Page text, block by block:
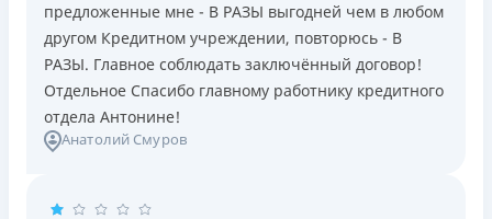
предложенные мне - В РАЗЫ выгодней чем в любом
другом Кредитном учреждении, повторюсь - В
РАЗЫ. Главное соблюдать заключённый договор!
Отдельное Спасибо главному работнику кредитного
отдела Антонине!
Анатолий Смуров